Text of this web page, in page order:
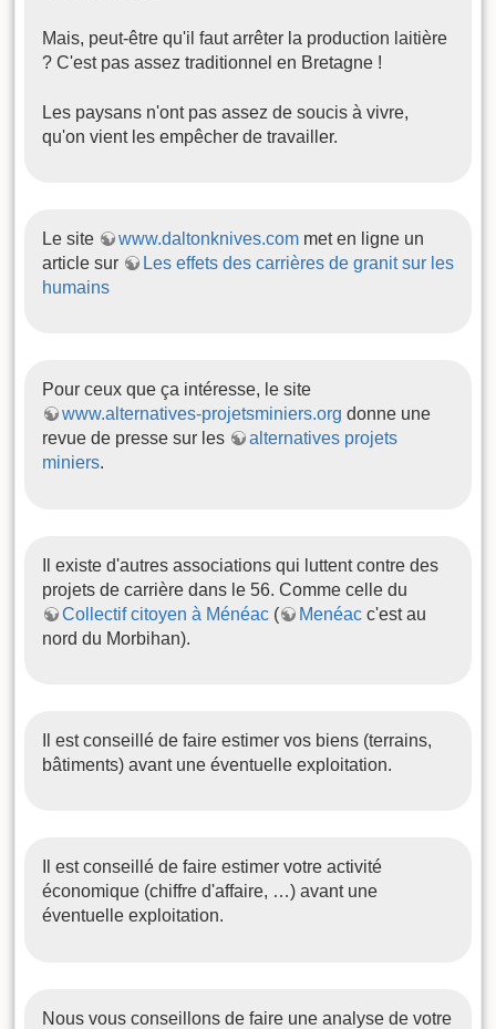
Mais, peut-être qu'il faut arrêter la production laitière
? C'est pas assez traditionnel en Bretagne !
Les paysans n'ont pas assez de soucis à vivre,
qu'on vient les empêcher de travailler.
Le site www.daltonknives.com met en ligne un
article sur
Les effets des carrières de granit sur les
humains
Pour ceux que ça intéresse, le site
www.alternatives-projetsminiers.org donne une
revue de presse sur les
alternatives projets
miniers.
Il existe d'autres associations qui luttent contre des
projets de carrière dans le 56. Comme celle du
Collectif citoyen à Ménéac ( Menéac c'est au
nord du Morbihan).
Il est conseillé de faire estimer vos biens (terrains,
bâtiments) avant une éventuelle exploitation.
Il est conseillé de faire estimer votre activité
économique (chiffre d'affaire, …) avant une
éventuelle exploitation.
Nous vous conseillons de faire une analyse de votre